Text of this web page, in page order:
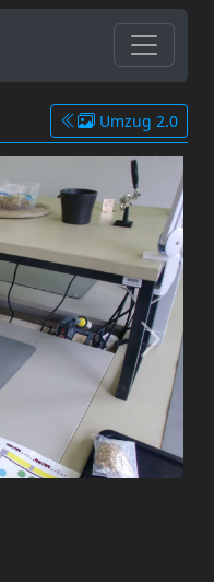
Umzug 2.0